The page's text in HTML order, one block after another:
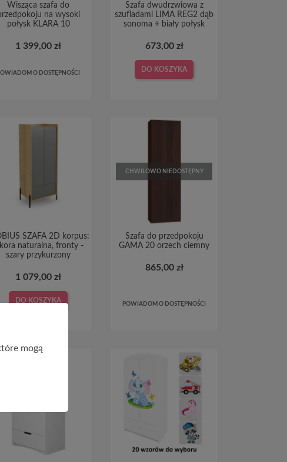
Wisząca szafa do
na wysoki
połysk KLARA 10
1 399,00 zł
O DOSTĘPNOŚCI
Szafa dwudrzwiowa z
szufladami LIMA REG2 dąb
sonoma + biały połysk
673,00 zł
DO KOSZYKA
SZAFA 2D korpus:
naturalna, fronty -
szary przykurzony
1 079,00 zł
DO KOSZYKA
CHWILOWO NIEDOSTĘPNY
Szafa do przedpokoju
GAMA 20 orzech ciemny
865,00 zł
POWIADOM O DOSTĘPNOŚCI
mogą